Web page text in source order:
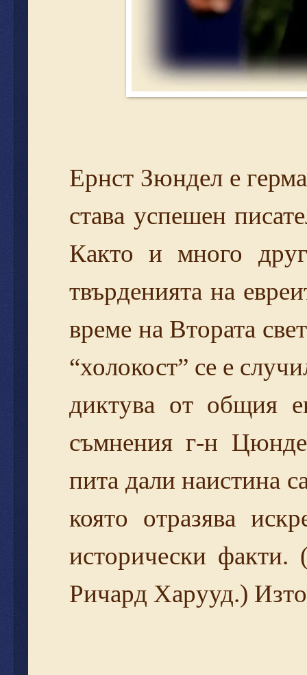
Ернст Зюндел е
става успешен
Както и много
твърденията на
време на Втората
“холокост” се е
диктува от общия
съмнения г-н
пита дали наистина
която отразява
исторически факти.
Ричард Харууд.)